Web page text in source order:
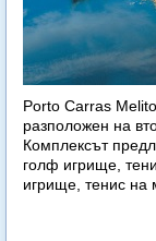
Porto Carras
разположен на
Комплексът
голф игрище,
игрище, тенис на